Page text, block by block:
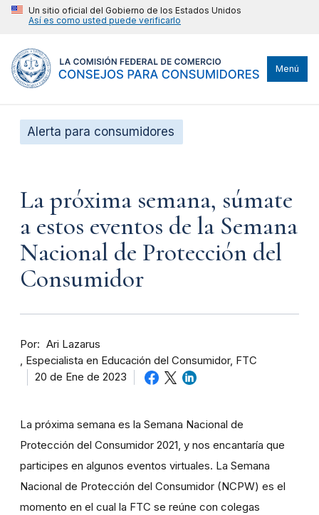
Un sitio oficial del Gobierno de los Estados Unidos
Así es como usted puede verificarlo
Menú
Alerta para consumidores
La próxima semana, súmate
a estos eventos de la Semana
Nacional de Protección del
Consumidor
Por
Ari Lazarus
Especialista en Educación del Consumidor, FTC
20 de Ene de 2023
La próxima semana es la Semana Nacional de
Protección del Consumidor 2021, y nos encantaría que
participes en algunos eventos virtuales. La Semana
Nacional de Protección del Consumidor (NCPW) es el
momento en el cual la FTC se reúne con colegas